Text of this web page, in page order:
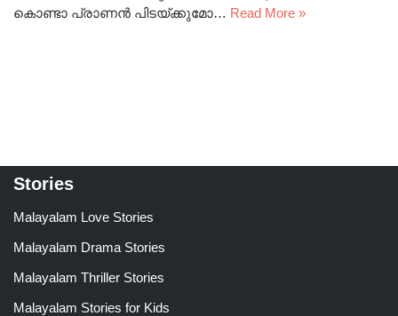
കൊണ്ടാ പ്രാണൻ പിടയ്ക്കുമോ… Read More »
Stories
Malayalam Love Stories
Malayalam Drama Stories
Malayalam Thriller Stories
Malayalam Stories for Kids